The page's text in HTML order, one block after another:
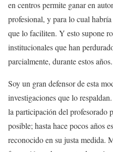
en centros permite ganar en
profesional, y para lo cual
que lo faciliten. Y esto supone
institucionales que han
parcialmente, durante estos años.
Soy un gran defensor de esta
investigaciones que lo
la participación del profesorado
posible; hasta hace pocos años
reconocido en su justa medida.